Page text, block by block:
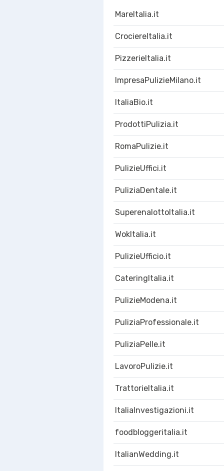
MareItalia.it
CrociereItalia.it
PizzerieItalia.it
ImpresaPulizieMilano.it
ItaliaBio.it
ProdottiPulizia.it
RomaPulizie.it
PulizieUffici.it
PuliziaDentale.it
SuperenalottoItalia.it
WokItalia.it
PulizieUfficio.it
CateringItalia.it
PulizieModena.it
PuliziaProfessionale.it
PuliziaPelle.it
LavoroPulizie.it
TrattorieItalia.it
ItaliaInvestigazioni.it
foodbloggeritalia.it
ItalianWedding.it